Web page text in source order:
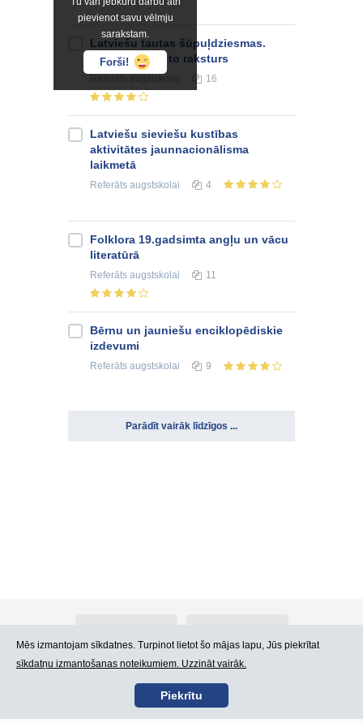
pievienot savu vēlmju
sarakstam.
Forši!
Latviešu tautas šūpuļdziesmas.
Motīvi, tēli un to raksturs
16
Latviešu sieviešu kustības
aktivitātes jaunnacionālisma
laikmetā
Referāts augstskolai 4
Folklora 19.gadsimta angļu un vācu
literatūrā
Referāts augstskolai 11
Bērnu un jauniešu enciklopēdiskie
izdevumi
Referāts augstskolai 9
Parādīt vairāk līdzīgos ...
Kontakti Lietošanas noteikumi
Mēs izmantojam sīkdatnes. Turpinot lietot šo mājas lapu, Jūs piekrītat
sīkdatņu izmantošanas noteikumiem. Uzzināt vairāk.
Piekrītu